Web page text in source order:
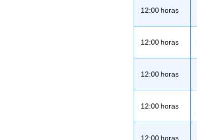
12:00 horas
12:00 horas
12:00 horas
12:00 horas
12:00 horas